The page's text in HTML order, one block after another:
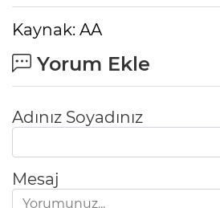
Kaynak: AA
Yorum Ekle
Adınız Soyadınız
Mesaj